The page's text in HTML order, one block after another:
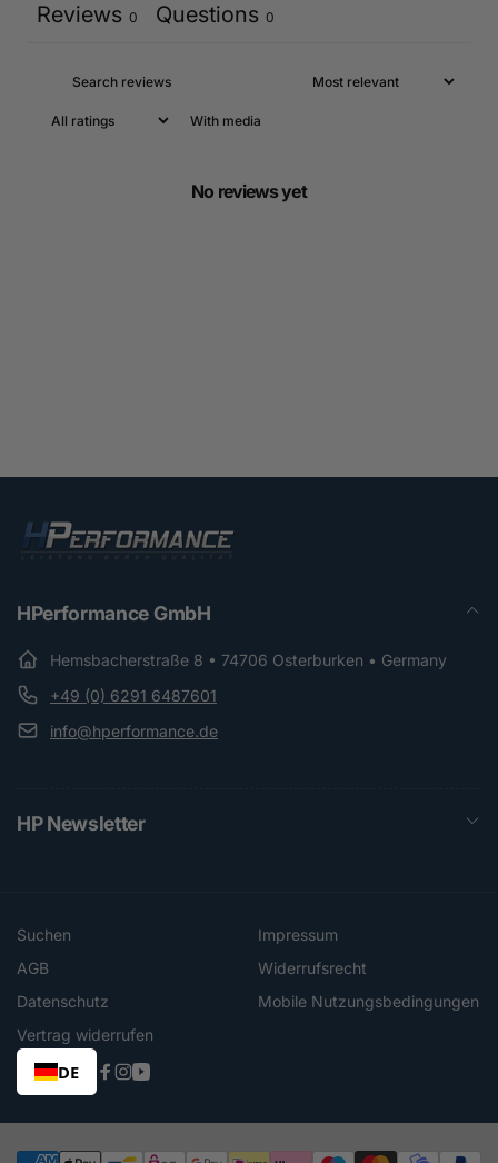
Reviews 0 Questions 0
With media
No reviews yet
HPerformance GmbH
Hemsbacherstraße 8 • 74706 Osterburken • Germany
+49 (0) 6291 6487601
info@hperformance.de
HP Newsletter
Suchen
Impressum
AGB
Widerrufsrecht
Datenschutz
Mobile Nutzungsbedingungen
Vertrag widerrufen
DE
Facebook
Instagram
YouTube